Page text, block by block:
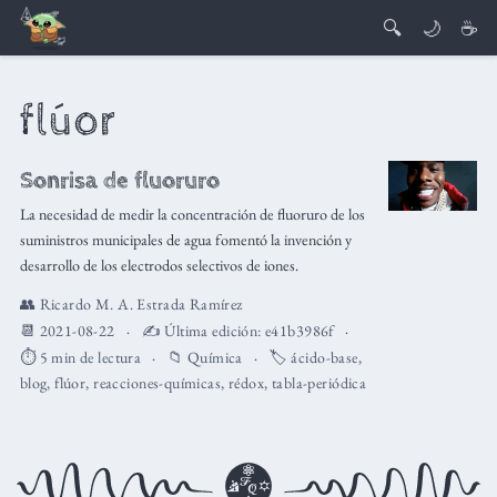
🔍 🌙 ☕
flúor
Sonrisa de fluoruro
La necesidad de medir la concentración de fluoruro de los
suministros municipales de agua fomentó la invención y
desarrollo de los electrodos selectivos de iones.
👥 Ricardo M. A. Estrada Ramírez
📆 2021-08-22
✍️ Última edición:e41b3986f
⏱️ 5 min de lectura
📁 Química 🏷️ácido-base,
blog,flúor,reacciones-químicas,rédox, tabla-periódica